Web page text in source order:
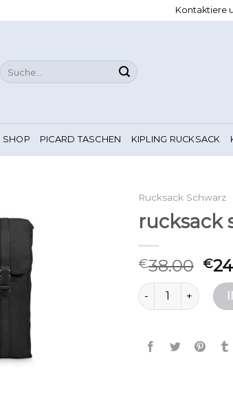
Kontaktiere
Suche
nach:
SHOP PICARD TASCHEN KIPLING RUCKSACK
Rucksack Schwarz
rucksack
€38.00 €
rucksack schwarz